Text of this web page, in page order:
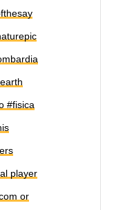
#fisica
player
or